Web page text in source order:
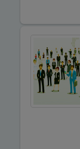
Mermerciler
Mimarlar /
Mobilya